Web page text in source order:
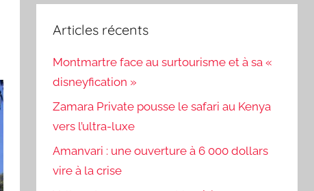
Articles récents
Montmartre face au surtourisme et à sa «
disneyfication »
Zamara Private pousse le safari au Kenya
vers l’ultra-luxe
Amanvari : une ouverture à 6 000 dollars
vire à la crise